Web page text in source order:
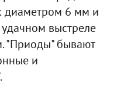
диаметром 6 мм и
выстреле
"Приоды" бывают
и